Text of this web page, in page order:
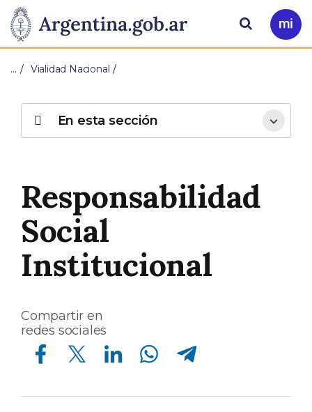
Presidencia
de
Nación
Pasar al contenido principal
Ir
a
Buscar
… Vialidad Nacional
Responsabilidad
Social
Institucional
Compartir en
redes sociales
Compartir en Facebook Compartir en Twitter Compartir en Linkedin Compartir en Whatsapp Compartir en Telegram
En esta sección